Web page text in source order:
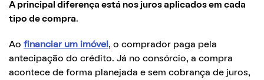
A principal diferença está nos juros aplicados em cada
tipo de compra.
Ao financiar um imóvel , o comprador paga pela
antecipação do crédito. Já no consórcio, a compra
acontece de forma planejada e sem cobrança de juros,